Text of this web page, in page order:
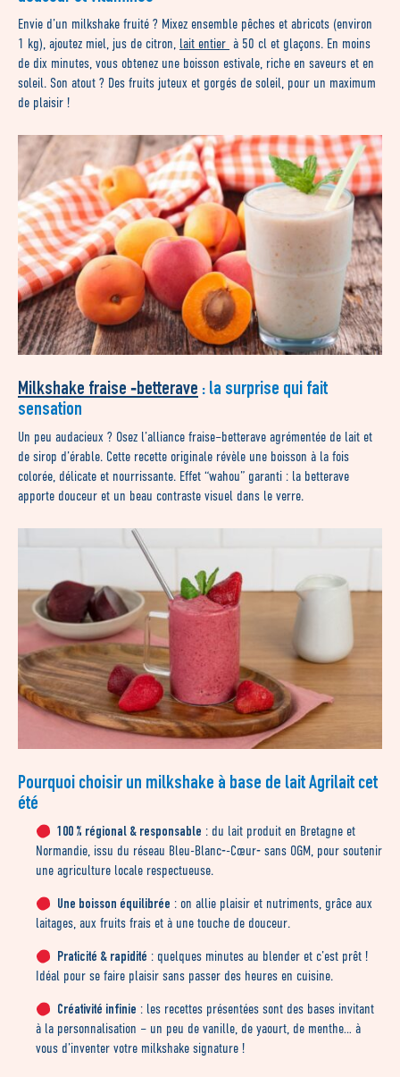
Envie d’un milkshake fruité ? Mixez ensemble pêches et abricots (environ
1 kg), ajoutez miel, jus de citron, lait entier à 50 cl et glaçons. En moins
de dix minutes, vous obtenez une boisson estivale, riche en saveurs et en
soleil. Son atout ? Des fruits juteux et gorgés de soleil, pour un maximum
de plaisir !
Milkshake fraise ‑betterave : la surprise qui fait
sensation
Un peu audacieux ? Osez l’alliance fraise–betterave agrémentée de lait et
de sirop d’érable. Cette recette originale révèle une boisson à la fois
colorée, délicate et nourrissante. Effet “wahou” garanti : la betterave
apporte douceur et un beau contraste visuel dans le verre.
Pourquoi choisir un milkshake à base de lait Agrilait cet
été
100 % régional & responsable : du lait produit en Bretagne et
Normandie, issu du réseau Bleu-Blanc‑-Cœur‑ sans OGM, pour soutenir
une agriculture locale respectueuse.
Une boisson équilibrée : on allie plaisir et nutriments, grâce aux
laitages, aux fruits frais et à une touche de douceur.
Praticité & rapidité : quelques minutes au blender et c’est prêt !
Idéal pour se faire plaisir sans passer des heures en cuisine.
Créativité infinie : les recettes présentées sont des bases invitant
à la personnalisation – un peu de vanille, de yaourt, de menthe… à
vous d’inventer votre milkshake signature !